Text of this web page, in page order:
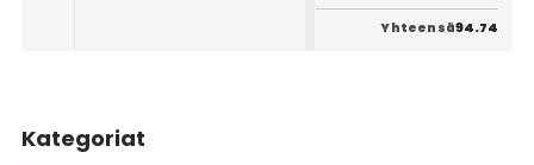
Yhteensä94.74
Kategoriat